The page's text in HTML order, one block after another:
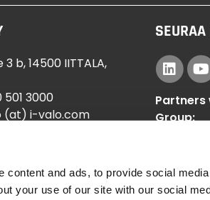
content and ads, to provide social
your use of our site with our social
b, 14500 IITTALA,
501 3000
(at) i-valo.com
Partners
Group: